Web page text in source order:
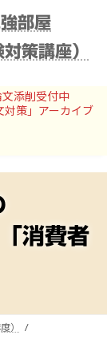
部屋
策講座）
添削受付中
策」アーカイブ
消費者
）